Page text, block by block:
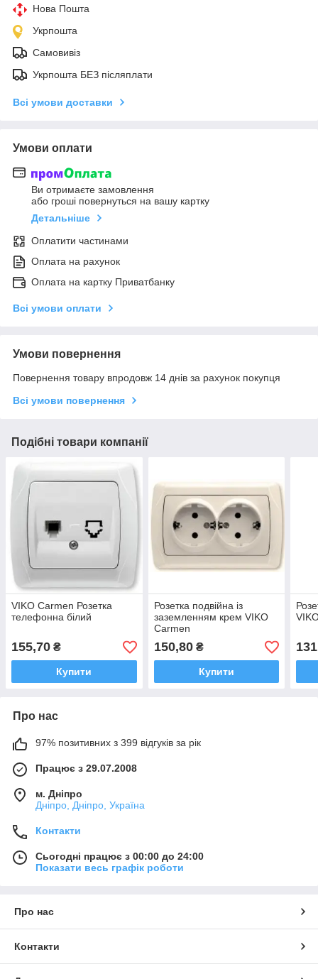
Нова Пошта
Укрпошта
Самовивіз
Укрпошта БЕЗ післяплати
Всі умови доставки
Умови оплати
Ви отримаєте замовлення
або гроші повернуться на вашу картку
Детальніше
Оплатити частинами
Оплата на рахунок
Оплата на картку Приватбанку
Всі умови оплати
Умови повернення
Повернення товару впродовж 14 днів за рахунок покупця
Всі умови повернення
Подібні товари компанії
VIKO Carmen Розетка
телефонна білий
155,70 ₴
Купити
Розетка подвійна із
заземленням крем VIKO
Carmen
150,80₴
Купити
Про нас
97% позитивних з 399 відгуків за рік
Працює з 29.07.2008
м. Дніпро
Дніпро, Дніпро, Україна
Контакти
Сьогодні працює з 00:00 до 24:00
Показати весь графік роботи
Про нас
Контакти